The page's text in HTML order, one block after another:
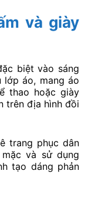
và giày
biệt vào sáng
lớp áo, mang áo
thao hoặc giày
trên địa hình đồi
trang phục dân
và sử dụng
tạo dáng phản